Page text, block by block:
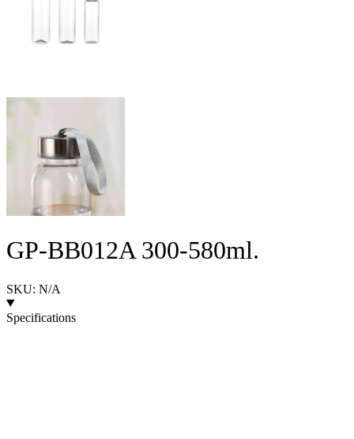
GP-BB012A 300-580ml.
SKU: N/A
Specifications